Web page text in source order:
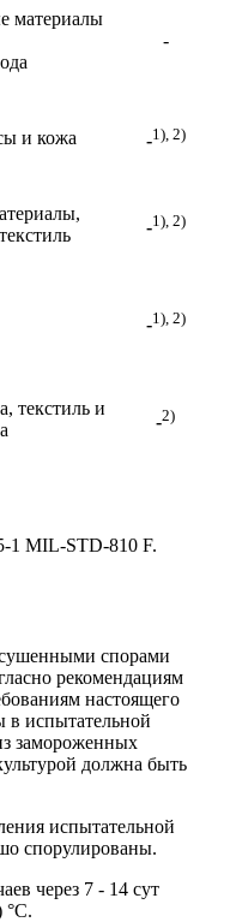
материалы
-
и кожа -1), 2)
-1), 2)
-1), 2)
текстиль и
-2)
1 MIL-STD-810 F.
спорами
рекомендациям
настоящего
в испытательной
замороженных
должна быть
испытательной
спорулированы.
через 7 - 14 сут
°С.